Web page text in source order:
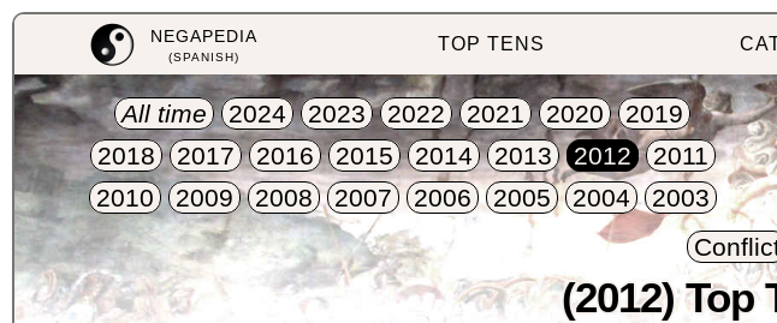
NEGAPEDIA
(SPANISH)
TOP TENS
All time 2024 2023 2022 2021 2020
2019
2018
2017 2016 2015 2014 2013 2012
2011
2010
2009 2008 2007 2006 2005 2004 2003
(2012) Top